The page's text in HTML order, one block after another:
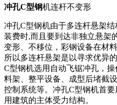
冲孔C型钢机连杆不变形
冲孔C型钢机由于多连杆悬架
装费时,而且要到达非独立悬架
变形、不移位，彩钢设备在材
所以多连杆悬架是以寻求优异
C型钢机选用自动飞锯冲孔，
料架、整平设备、成型后堵截
控制系统等。冲孔C型钢机首
用建筑的主体受力结构。